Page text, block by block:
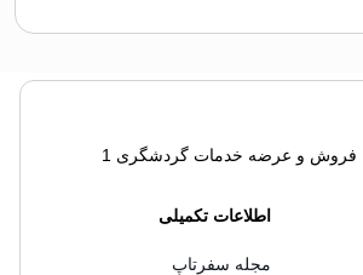
فروش و عرضه خدمات گردشگری 1
اطلاعات تکمیلی
مجله سفرتاپ